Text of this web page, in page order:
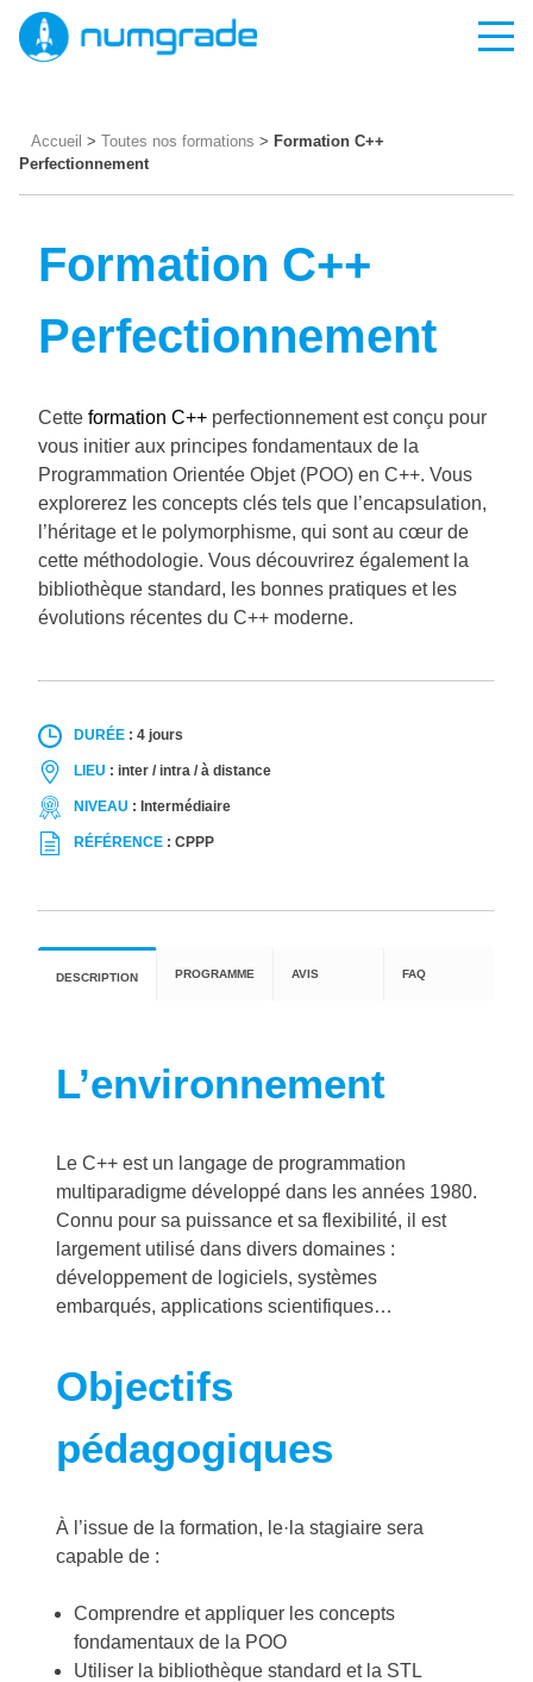
Accueil > Toutes nos formations > Formation C++
Perfectionnement
Formation C++
Perfectionnement
Cette formation C++ perfectionnement est conçu pour
vous initier aux principes fondamentaux de la
Programmation Orientée Objet (POO) en C++. Vous
explorerez les concepts clés tels que l’encapsulation,
l’héritage et le polymorphisme, qui sont au cœur de
cette méthodologie. Vous découvrirez également la
bibliothèque standard, les bonnes pratiques et les
évolutions récentes du C++ moderne.
DURÉE : 4 jours
LIEU : inter / intra / à distance
NIVEAU : Intermédiaire
RÉFÉRENCE : CPPP
DESCRIPTION PROGRAMME AVIS FAQ
L’environnement
Le C++ est un langage de programmation
multiparadigme développé dans les années 1980.
Connu pour sa puissance et sa flexibilité, il est
largement utilisé dans divers domaines :
développement de logiciels, systèmes
embarqués, applications scientifiques…
Objectifs
pédagogiques
À l’issue de la formation, le·la stagiaire sera
capable de :
Comprendre et appliquer les concepts
fondamentaux de la POO
Utiliser la bibliothèque standard et la STL